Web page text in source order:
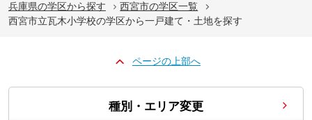
兵庫県の学区から探す
西宮市の学区一覧
西宮市立瓦木小学校の学区から一戸建て・土地を探す
ページの上部へ
種別・エリア変更